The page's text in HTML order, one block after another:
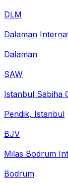
DLM
Dalaman
Dalaman
SAW
Istanbul Sabiha
Pendik, Istanbul
BJV
Milas Bodrum
Bodrum